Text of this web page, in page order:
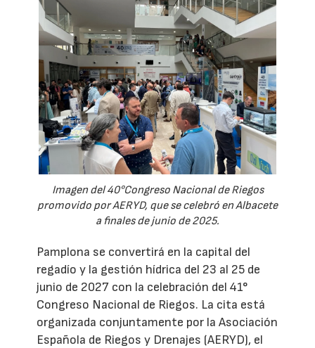
Imagen del 40°Congreso Nacional de Riegos
promovido por AERYD, que se celebró en Albacete
a finales de junio de 2025.
Pamplona se convertirá en la capital del
regadío y la gestión hídrica del 23 al 25 de
junio de 2027 con la celebración del 41°
Congreso Nacional de Riegos. La cita está
organizada conjuntamente por la Asociación
Española de Riegos y Drenajes (AERYD), el